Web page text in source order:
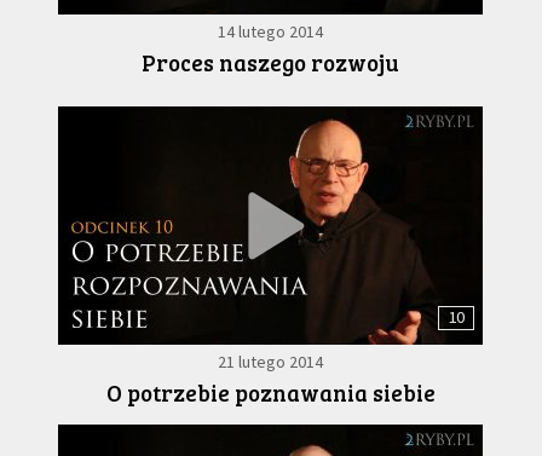
14 lutego 2014
Proces naszego rozwoju
10
21 lutego 2014
O potrzebie poznawania siebie